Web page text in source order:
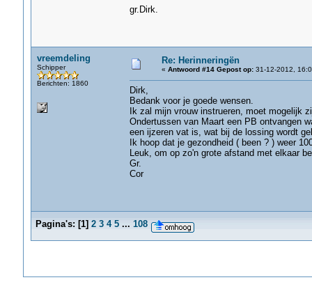
gr.Dirk.
vreemdeling
Schipper
Berichten: 1860
Re: Herinneringën
« Antwoord #14 Gepost op:31-12-2012,
Dirk,
Bedank voor je goede wensen.
Ik zal mijn vrouw instrueren, moet mogelijk
Ondertussen van Maart een PB ontvangen
een ijzeren vat is, wat bij de lossing wordt
Ik hoop dat je gezondheid ( been ? ) weer
Leuk, om op zo'n grote afstand met elkaar
Gr.
Cor
Pagina's: [1] 2 3 4 5 ... 108